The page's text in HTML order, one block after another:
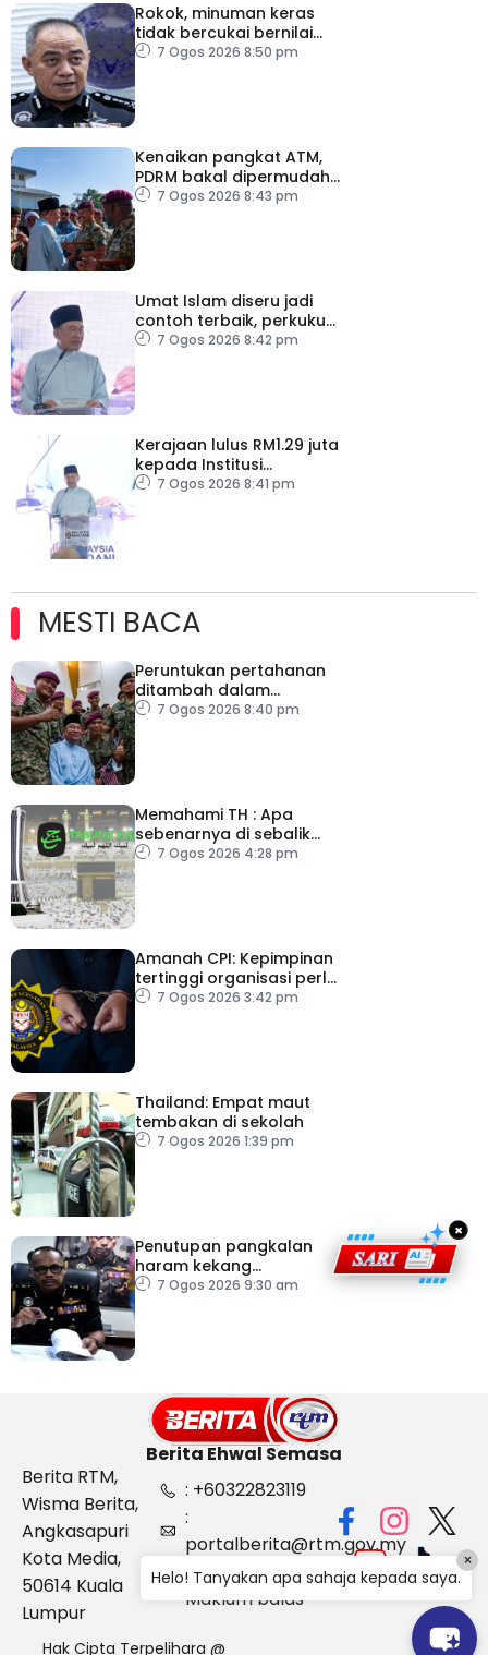
Rokok, minuman keras
tidak bercukai bernilai
lebih RM64,000 dirampas
7 Ogos 2026 8:50 pm
Kenaikan pangkat ATM,
PDRM bakal dipermudah,
dipercepat
7 Ogos 2026 8:43 pm
Umat Islam diseru jadi
contoh terbaik, perkukuh
keharmonian
7 Ogos 2026 8:42 pm
Kerajaan lulus RM1.29 juta
kepada Institusi
Pendidikan Islam Melaka
7 Ogos 2026 8:41 pm
MESTI BACA
Peruntukan pertahanan
ditambah dalam
Belanjawan 2027
7 Ogos 2026 8:40 pm
Memahami TH : Apa
sebenarnya di sebalik
angka
7 Ogos 2026 4:28 pm
Amanah CPI: Kepimpinan
tertinggi organisasi perlu
pacu reformasi radikal
7 Ogos 2026 3:42 pm
Thailand: Empat maut
tembakan di sekolah
7 Ogos 2026 1:39 pm
Penutupan pangkalan
haram kekang
penyeludupan di
7 Ogos 2026 9:30 am
×
Berita Ehwal Semasa
Berita RTM,
Wisma Berita,
Angkasapuri
Kota Media,
50614 Kuala
Lumpur
: +60322823119
:
portalberita@rtm.gov.my
: Aduan &
Maklum balas
Hak Cipta Terpelihara @
Helo! Tanyakan apa sahaja kepada saya.
×